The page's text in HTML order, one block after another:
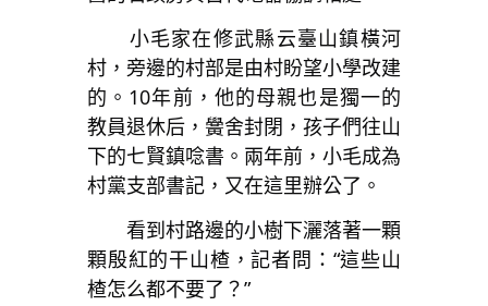
小毛家在修武縣云臺山鎮橫河
村，旁邊的村部是由村盼望小學改建
的。10年前，他的母親也是獨一的
教員退休后，黌舍封閉，孩子們往山
下的七賢鎮唸書。兩年前，小毛成為
村黨支部書記，又在這里辦公了。
看到村路邊的小樹下灑落著一顆
顆殷紅的干山楂，記者問：“這些山
楂怎么都不要了？”